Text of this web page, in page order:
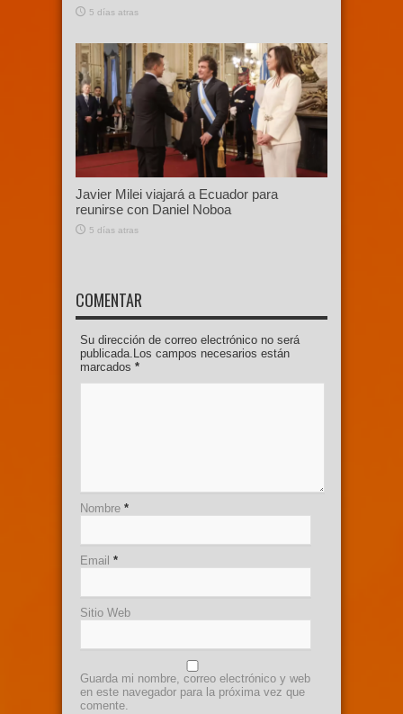
5 días atras
Javier Milei viajará a Ecuador para
reunirse con Daniel Noboa
5 días atras
COMENTAR
Su dirección de correo electrónico no será
publicada.Los campos necesarios están
marcados *
Nombre *
Email *
Sitio Web
Guarda mi nombre, correo electrónico y web
en este navegador para la próxima vez que
comente.